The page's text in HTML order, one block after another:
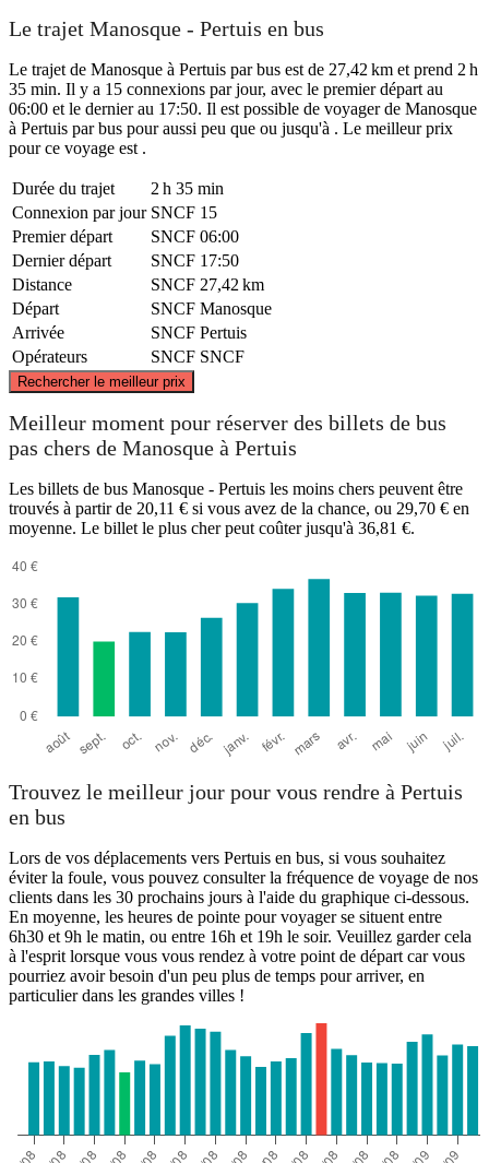
Le trajet Manosque - Pertuis en bus
Le trajet de Manosque à Pertuis par bus est de 27,42 km et prend 2 h
35 min. Il y a 15 connexions par jour, avec le premier départ au
06:00 et le dernier au 17:50. Il est possible de voyager de Manosque
à Pertuis par bus pour aussi peu que ou jusqu'à . Le meilleur prix
pour ce voyage est .
Durée du trajet
2 h 35 min
Connexion par jour SNCF 15
Premier départ
SNCF 06:00
Dernier départ
SNCF 17:50
Distance
SNCF 27,42 km
Départ
SNCF Manosque
Arrivée
SNCF Pertuis
Opérateurs
SNCF SNCF
Rechercher le meilleur prix
Meilleur moment pour réserver des billets de bus
pas chers de Manosque à Pertuis
Les billets de bus Manosque - Pertuis les moins chers peuvent être
trouvés à partir de 20,11 € si vous avez de la chance, ou 29,70 € en
moyenne. Le billet le plus cher peut coûter jusqu'à 36,81 €.
Trouvez le meilleur jour pour vous rendre à Pertuis
en bus
Lors de vos déplacements vers Pertuis en bus, si vous souhaitez
éviter la foule, vous pouvez consulter la fréquence de voyage de nos
clients dans les 30 prochains jours à l'aide du graphique ci-dessous.
En moyenne, les heures de pointe pour voyager se situent entre
6h30 et 9h le matin, ou entre 16h et 19h le soir. Veuillez garder cela
à l'esprit lorsque vous vous rendez à votre point de départ car vous
pourriez avoir besoin d'un peu plus de temps pour arriver, en
particulier dans les grandes villes !